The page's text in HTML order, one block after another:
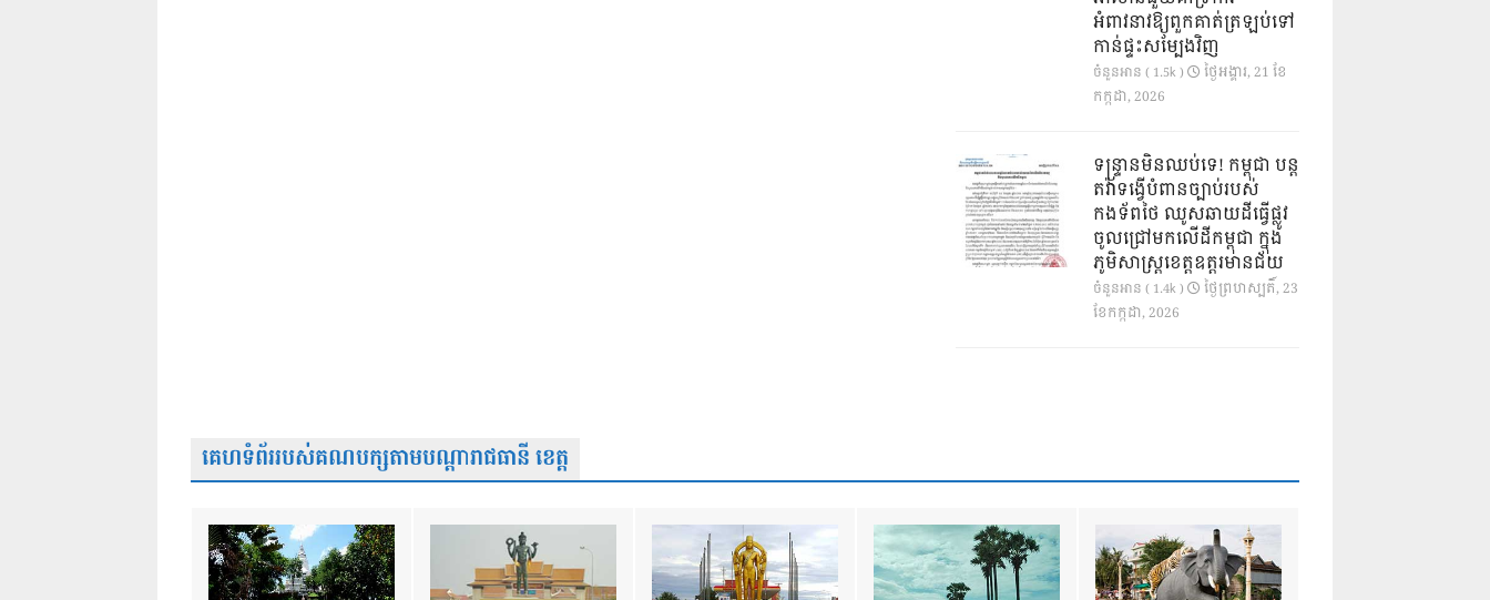
អំពាវនាវឱ្យពួកគាត់ត្រឡប់ទៅ
កាន់ផ្ទះសម្បែងវិញ
ចំនួនអាន ( 1.5k )
ថ្ងៃ​អង្គារ, 21 ខែ​
កក្កដា, 2026
ទន្ទ្រានមិនឈប់ទេ! កម្ពុជា បន្ត
តវ៉ាទង្វើបំពានច្បាប់របស់
កងទ័ពថៃ ឈូសឆាយដីធ្វើផ្លូវ
ចូលជ្រៅមកលើដីកម្ពុជា ក្នុង
ភូមិសាស្ត្រខេត្តឧត្តរមានជ័យ
ចំនួនអាន ( 1.4k )
ថ្ងៃ​ព្រហស្បតិ៍, 23
ខែ​កក្កដា, 2026
គេហទំព័ររបស់គណបក្សតាមបណ្តារាជធានី ខេត្ត